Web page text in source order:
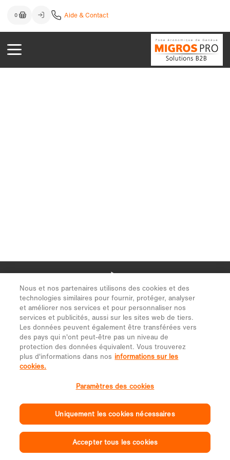
Nous et nos partenaires utilisons des cookies et des
technologies similaires pour fournir, protéger, analyser
et améliorer nos services et pour personnaliser nos
services et publicités, aussi sur les sites web de tiers.
Les données peuvent également être transférées vers
des pays qui n'ont peut-être pas un niveau de
protection des données équivalent. Vous trouverez
plus d'informations dans nos informations sur les
cookies.
Paramètres des cookies
Uniquement les cookies nécessaires
Accepter tous les cookies